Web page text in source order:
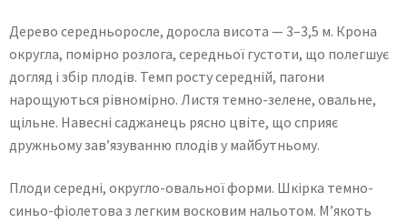
Дерево середньоросле, доросла висота — 3–3,5 м. Крона
округла, помірно розлога, середньої густоти, що полегшує
догляд і збір плодів. Темп росту середній, пагони
нарощуються рівномірно. Листя темно-зелене, овальне,
щільне. Навесні саджанець рясно цвіте, що сприяє
дружньому зав’язуванню плодів у майбутньому.
Плоди середні, округло-овальної форми. Шкірка темно-
синьо-фіолетова з легким восковим нальотом. М’якоть